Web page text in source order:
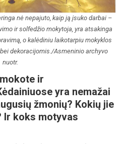
nė nepajuto, kaip ją įsuko darbai –
ir solfedžio mokytoja, yra atsakinga
o kalėdiniu laikotarpiu mokyklos
dekoracijomis./Asmeninio archyvo
nuotr.
ir
yra nemažai
žmonių? Kokių jie
Ir koks motyvas